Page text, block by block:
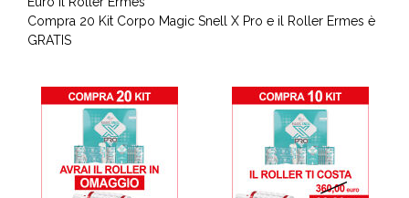
Compra 20 Kit Corpo Magic Snell X Pro e il Roller Ermes è
GRATIS